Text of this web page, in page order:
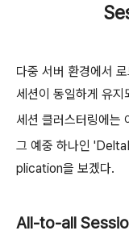
다중 서버 환경에서
세션이 동일하게 유지
세션 클러스터링에는
그 예중 하나인
plication을 보겠다.
All-to-all